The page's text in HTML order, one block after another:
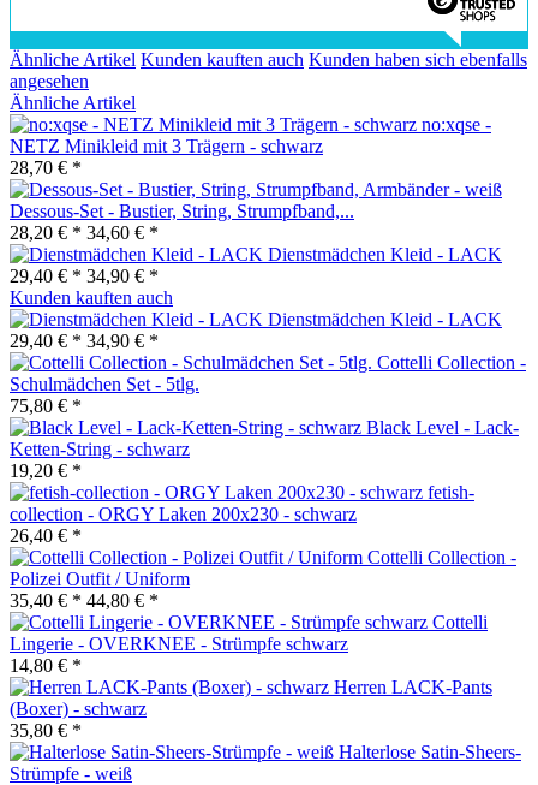
Ähnliche Artikel Kunden kauften auch Kunden haben sich ebenfalls
angesehen
Ähnliche Artikel
no:xqse -
NETZ Minikleid mit 3 Trägern - schwarz
28,70 € *
Dessous-Set - Bustier, String, Strumpfband,...
28,20 € * 34,60 € *
Dienstmädchen Kleid - LACK
29,40 € * 34,90 € *
Kunden kauften auch
Dienstmädchen Kleid - LACK
29,40 € * 34,90 € *
Cottelli Collection -
Schulmädchen Set - 5tlg.
75,80 € *
Black Level - Lack-
Ketten-String - schwarz
19,20 € *
fetish-
collection - ORGY Laken 200x230 - schwarz
26,40 € *
Cottelli Collection -
Polizei Outfit / Uniform
35,40 € * 44,80 € *
Cottelli
Lingerie - OVERKNEE - Strümpfe schwarz
14,80 € *
Herren LACK-Pants
(Boxer) - schwarz
35,80 € *
Halterlose Satin-Sheers-
Strümpfe - weiß